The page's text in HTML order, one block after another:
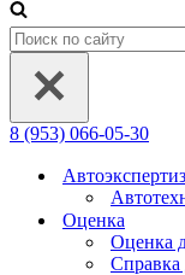
Искать...
8 (953) 066-05-30
Оценка
Оценка
Справка